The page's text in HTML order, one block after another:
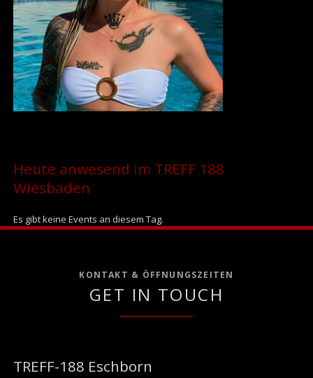
Heute anwesend im TREFF 188
Wiesbaden
Es gibt keine Events an diesem Tag.
KONTAKT & ÖFFNUNGSZEITEN
GET IN TOUCH
TREFF-188 Eschborn